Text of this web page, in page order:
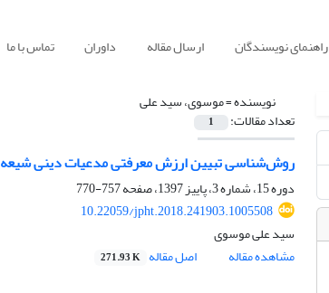
راهنمای نویسندگان ارسال مقاله داوران تماس با ما
نویسنده =موسوی، سید علی
تعداد مقالات: 1
روش‌شناسی تبیین ارزش معرفتی مدعیات دینی شیعه
دوره 15، شماره 3، پاییز 1397، صفحه
757-770
10.22059/jpht.2018.241903.1005508
سید علی موسوی
مشاهده مقاله
اصل مقاله 271.93 K